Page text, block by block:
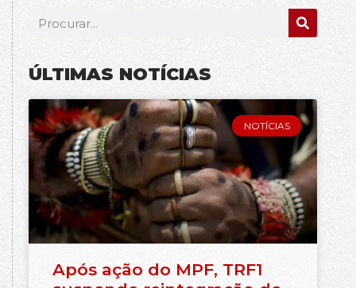
ÚLTIMAS NOTÍCIAS
NOTÍCIAS
Após ação do MPF, TRF1